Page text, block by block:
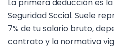
La primera deducción es
Seguridad Social. Suele
7% de tu salario bruto,
contrato y la normativa